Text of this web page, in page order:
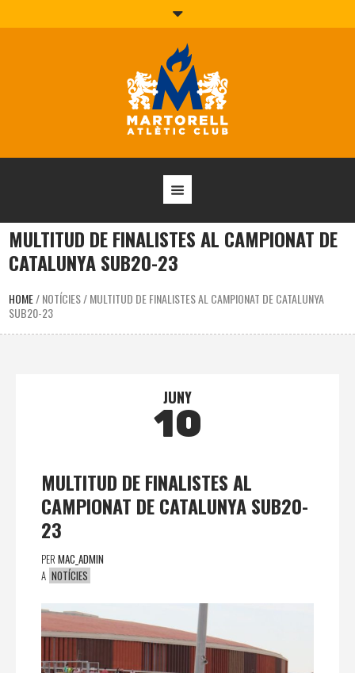
MULTITUD DE FINALISTES AL CAMPIONAT DE
CATALUNYA SUB20-23
HOME/NOTÍCIES/MULTITUD DE FINALISTES AL CAMPIONAT DE CATALUNYA
SUB20-23
JUNY
10
MULTITUD DE FINALISTES AL
CAMPIONAT DE CATALUNYA SUB20-
23
PER MAC_ADMIN
A NOTÍCIES